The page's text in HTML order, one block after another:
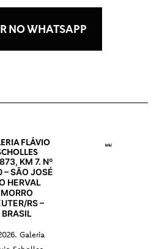
NO WHATSAPP
FLÁVIO
KM 7. Nº
– SÃO JOSÉ
HERVAL
MORRO
RS –
BRASIL
Galeria